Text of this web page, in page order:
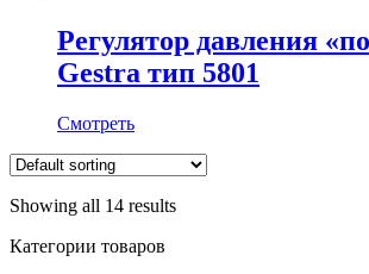
Регулятор давления
Gestra тип 5801
Смотреть
Showing all 14 results
Категории товаров